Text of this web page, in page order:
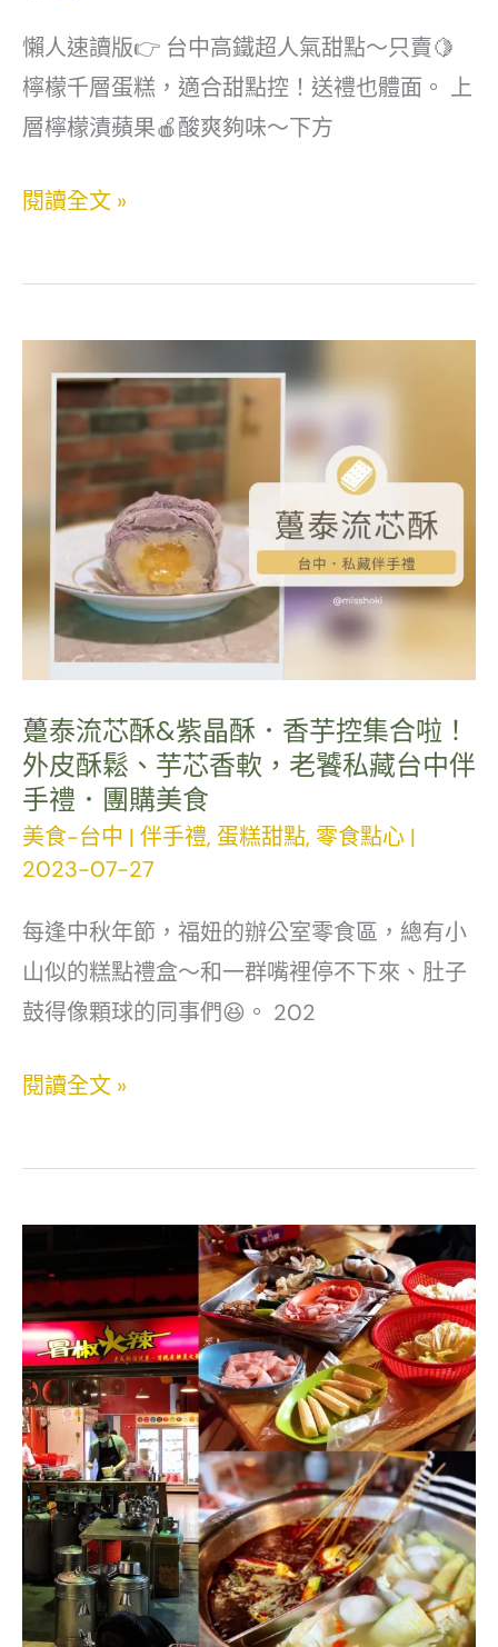
香，
一
吃
來！
菜、
下
囤
｜
宅
配
味
推
薦
懶人速讀版👉 台中高鐵超人氣甜點～只賣🍋
檸檬千層蛋糕，適合甜點控！送禮也體面。 上
層檸檬漬蘋果🍎酸爽夠味～下方
花
川
糕．
點
控
必
收！
檸
香
蘋
果
與
北
海
鮮
美
融
合．
台
中
高
鐵
人
氣
閱讀全文 »
躉泰流芯酥&紫晶酥．香芋控集合啦！
外皮酥鬆、芋芯香軟，老饕私藏台中伴
手禮．團購美食
美食-台中 | 伴手禮, 蛋糕甜點, 零食點心 |
2023-07-27
每逢中秋年節，福妞的辦公室零食區，總有小
山似的糕點禮盒～和一群嘴裡停不下來、肚子
鼓得像顆球的同事們😆。 202
躉
流
&
紫
晶
酥．
香
芋
控
集
合
閱讀全文 »